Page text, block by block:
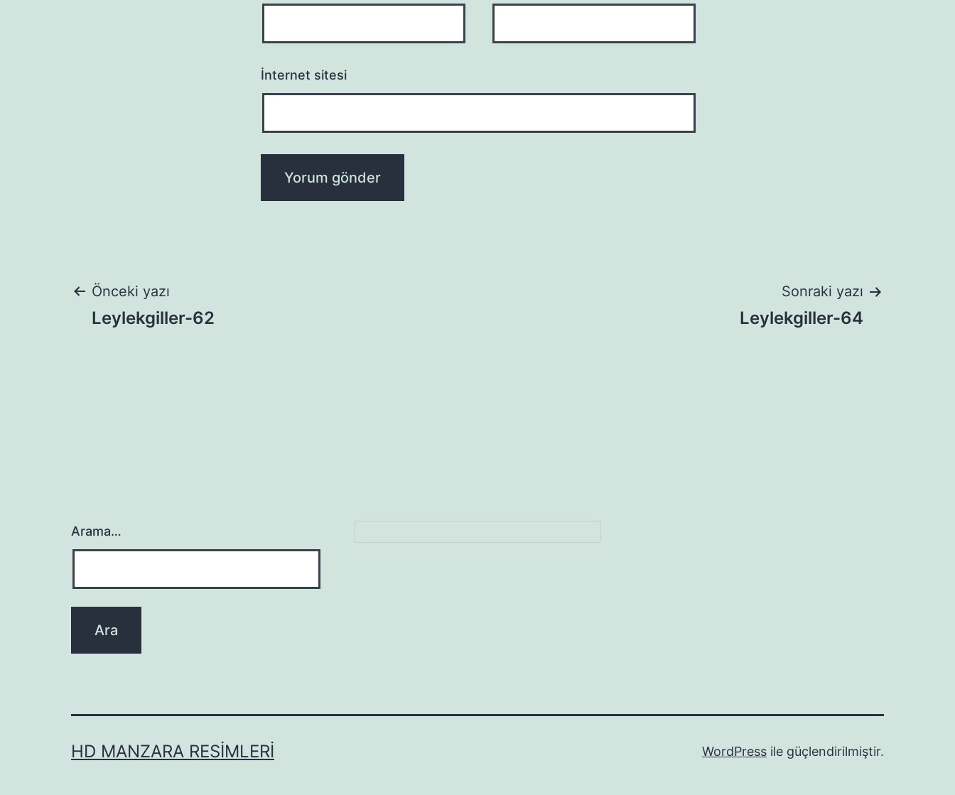
İnternet sitesi
Yazı
Önceki yazı
Leylekgiller-62
Sonraki yazı
Leylekgiller-64
Arama…
HD MANZARA RESIMLERI WordPress ile güçlendirilmiştir.